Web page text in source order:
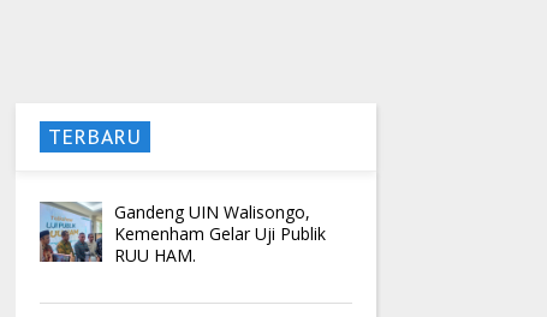
TERBARU
Gandeng UIN Walisongo,
Kemenham Gelar Uji Publik
RUU HAM.